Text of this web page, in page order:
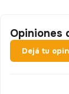
Opiniones
Dejá tu